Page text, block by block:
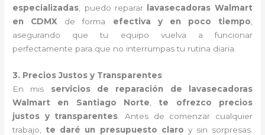
especializadas , puedo reparar
lavasecadoras Walmart
en CDMX de forma efectiva y en poco tiempo
asegurando que tu equipo vuelva a funcionar
perfectamente para que no interrumpas tu rutina diaria.
3. Precios Justos y Transparentes
En mis servicios de reparación de lavasecadoras
Walmart en Santiago Norte
te ofrezco precios
justos y transparentes . Antes de comenzar cualquier
trabajo, te daré un presupuesto claro y sin sorpresas.